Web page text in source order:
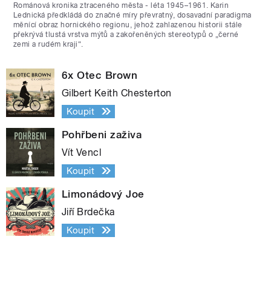
Románová kronika ztraceného města - léta 1945–1961. Karin
Lednická předkládá do značné míry převratný, dosavadní paradigma
měnící obraz hornického regionu, jehož zahlazenou historii stále
překrývá tlustá vrstva mýtů a zakořeněných stereotypů o „černé
zemi a rudém kraji“.
6x Otec Brown
Gilbert Keith Chesterton
Koupit
Pohřbeni zaživa
Vít Vencl
Koupit
Limonádový Joe
Jiří Brdečka
Koupit